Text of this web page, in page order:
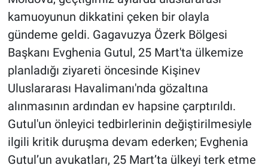
kamuoyunun dikkatini çeken bir olayla
gündeme geldi. Gagavuzya Özerk Bölgesi
Başkanı Evghenia Gutul, 25 Mart'ta ülkemize
planladığı ziyareti öncesinde Kişinev
Uluslararası Havalimanı'nda gözaltına
alınmasının ardından ev hapsine çarptırıldı.
Gutul'un önleyici tedbirlerinin değiştirilmesiyle
ilgili kritik duruşma devam ederken; Evghenia
Gutul’un avukatları, 25 Mart’ta ülkeyi terk etme